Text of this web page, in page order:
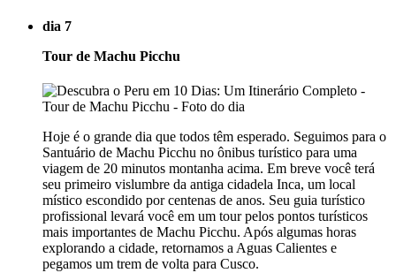
dia 7
Tour de Machu Picchu
Hoje é o grande dia que todos têm esperado. Seguimos para o
Santuário de Machu Picchu no ônibus turístico para uma
viagem de 20 minutos montanha acima. Em breve você terá
seu primeiro vislumbre da antiga cidadela Inca, um local
místico escondido por centenas de anos. Seu guia turístico
profissional levará você em um tour pelos pontos turísticos
mais importantes de Machu Picchu. Após algumas horas
explorando a cidade, retornamos a Aguas Calientes e
pegamos um trem de volta para Cusco.